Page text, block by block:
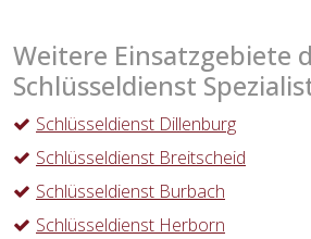
Weitere Einsatzgebiete
Schlüsseldienst
Schlüsseldienst Dillenburg
Schlüsseldienst Breitscheid
Schlüsseldienst Burbach
Schlüsseldienst Herborn